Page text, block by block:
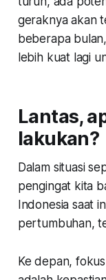
geraknya akan
beberapa
lebih kuat lagi
Lantas,
lakukan?
Dalam situasi
pengingat kita
Indonesia saat
pertumbuhan,
Ke depan,